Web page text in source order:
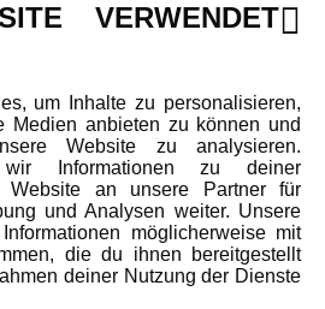
VERWENDET
um Inhalte zu personalisieren,
Medien anbieten zu können und
Website zu analysieren.
Informationen zu deiner
Website an unsere Partner für
und Analysen weiter. Unsere
möglicherweise mit
die du ihnen bereitgestellt
deiner Nutzung der Dienste